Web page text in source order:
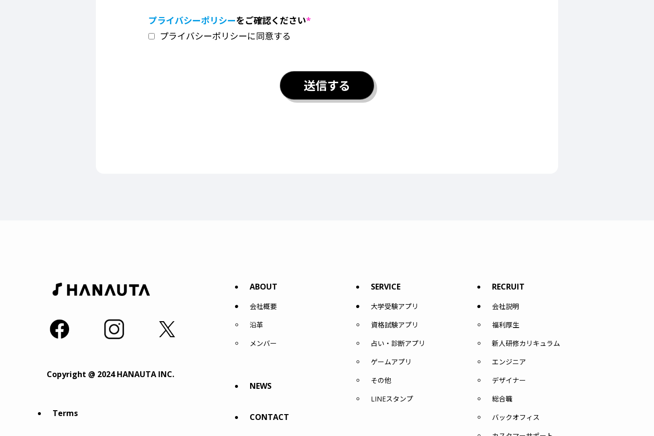
プライバシーポリシーをご確認ください*
プライバシーポリシーに同意する
Copyright @ 2024 HANAUTA INC.
Terms
ABOUT
会社概要
沿革
メンバー
NEWS
CONTACT
SERVICE
大学受験アプリ
資格試験アプリ
占い・診断アプリ
ゲームアプリ
その他
LINEスタンプ
RECRUIT
会社説明
福利厚生
新人研修カリキュラム
エンジニア
デザイナー
総合職
バックオフィス